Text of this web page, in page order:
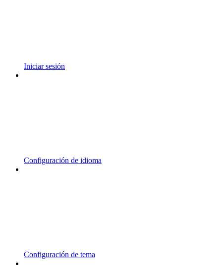
Iniciar sesión
Configuración de idioma
Configuración de tema